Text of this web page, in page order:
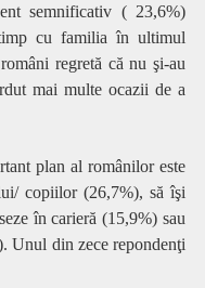
semnificativ ( 23,6%)
cu familia în ultimul
regretă că nu şi-au
mai multe ocazii de a
plan al românilor este
copiilor (26,7%), să îşi
în carieră (15,9%) sau
Unul din zece repondenţi